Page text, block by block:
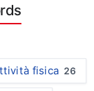
fisica 26